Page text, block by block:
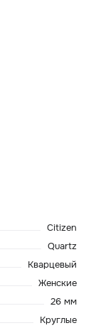
Citizen
Quartz
Кварцевый
Женские
26 мм
Круглые